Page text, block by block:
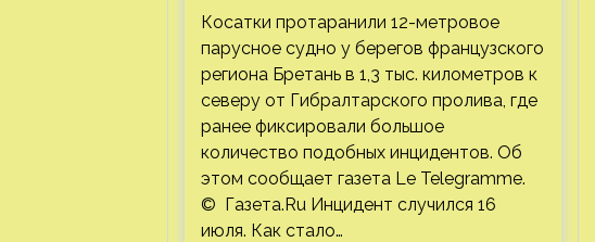
от Гибралтарского пролива
Косатки протаранили 12-метровое
парусное судно у берегов французского
региона Бретань в 1,3 тыс. километров к
северу от Гибралтарского пролива, где
ранее фиксировали большое
количество подобных инцидентов. Об
этом сообщает газета Le Telegramme.
© Газета.Ru Инцидент случился 16
июля. Как стало…